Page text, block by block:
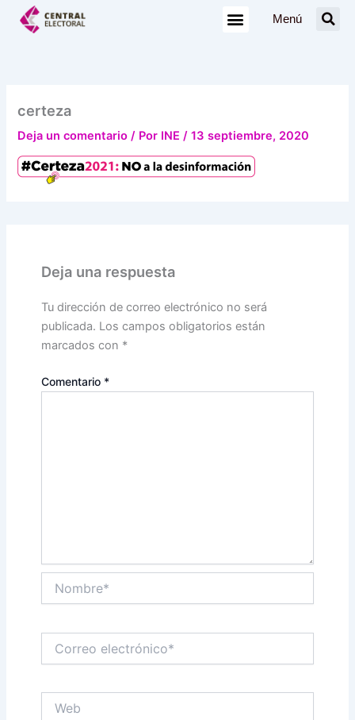
Menú
certeza
Deja un comentario / Por INE/13 septiembre, 2020
Deja una respuesta
Tu dirección de correo electrónico no será
publicada. Los campos obligatorios están
marcados con *
Comentario *
electrónico*